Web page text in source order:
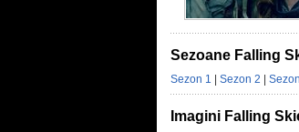
Sezoane Falling
Sezon 1 Sezon 2
Imagini Falling